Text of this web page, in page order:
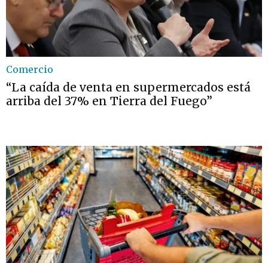
Comercio
“La caída de venta en supermercados está
arriba del 37% en Tierra del Fuego”